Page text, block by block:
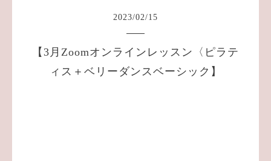
2023/02/15
【3月Zoomオンラインレッスン〈ピラテ
ィス＋ベリーダンスベーシック】